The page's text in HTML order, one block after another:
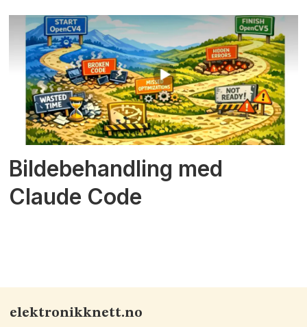
Bildebehandling med
Claude Code
elektronikknett.no